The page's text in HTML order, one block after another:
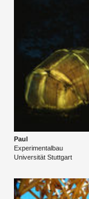
Paul
Experimentalbau
​Universität Stuttgart